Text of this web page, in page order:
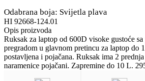
Odabrana boja: Svijetla plava
HI 92668-124.01
Opis proizvoda
Ruksak za laptop od 600D visoke gustoće
pregradom u glavnom pretincu za laptop do
postavljena i pojačana. Ruksak ima 2
naramenice pojačani. Zapremine do 10 L.